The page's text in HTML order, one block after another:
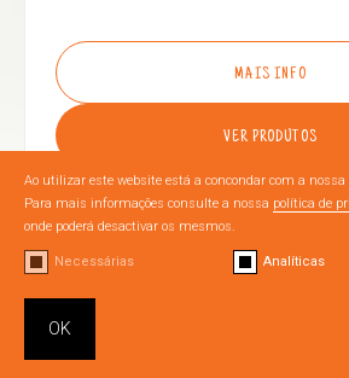
Ao utilizar este website está a concondar com a nossa
Para mais informações consulte a nossa política de
onde poderá desactivar os mesmos.
Necessárias Analíticas
OK
MAIS INFO
VER PRODUTOS